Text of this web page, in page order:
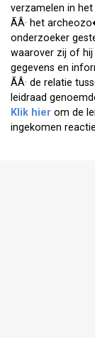
verzamelen in het
ÃÂ· het
onderzoeker
waarover zij of
gegevens en
ÃÂ· de relatie
leidraad
Klik hier om de
ingekomen